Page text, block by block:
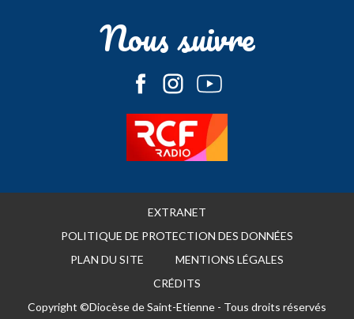
Nous suivre
EXTRANET
POLITIQUE DE PROTECTION DES DONNÉES
PLAN DU SITE
MENTIONS LÉGALES
CRÉDITS
Copyright ©Diocèse de Saint-Etienne - Tous droits réservés